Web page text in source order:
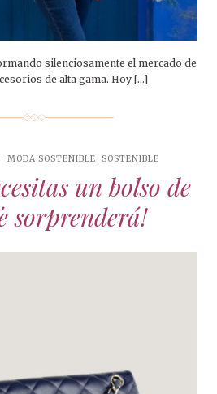
silenciosamente el mercado de
de alta gama. Hoy […]
MODA SOSTENIBLE , SOSTENIBLE
un bolso de
sorprenderá!